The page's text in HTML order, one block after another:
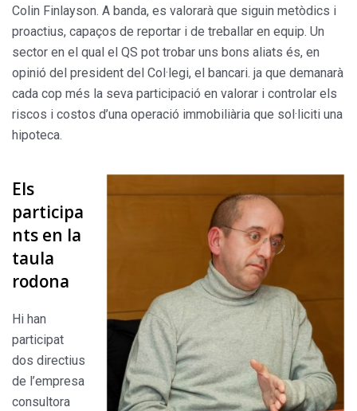
Colin Finlayson. A banda, es valorarà que siguin metòdics i
proactius, capaços de reportar i de treballar en equip. Un
sector en el qual el QS pot trobar uns bons aliats és, en
opinió del president del Col·legi, el bancari. ja que demanarà
cada cop més la seva participació en valorar i controlar els
riscos i costos d’una operació immobiliària que sol·liciti una
hipoteca.
Els
participa
nts en la
taula
rodona
Hi han
participat
dos directius
de l’empresa
consultora